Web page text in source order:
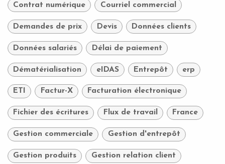
Contrat numérique Courriel commercial
Demandes de prix Devis Données clients
Données salariés Délai de paiement
Dématérialisation eIDAS Entrepôt erp
ETI Factur-X Facturation électronique
Fichier des écritures Flux de travail France
Gestion commerciale Gestion d'entrepôt
Gestion produits Gestion relation client